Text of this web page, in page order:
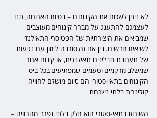
לא ניתן לשכוח את הקינוחים – בסיום הארוחה, תנו
לעצמכם להתענג על מבחר קינוחים מעוצבים
שמביאים את היצירתיות של הפטיסרי התאילנדי
לשיאים חדשים. בין אם זה סורבה לימון עם נגיעות
של תערובת תבלינים תאילנדית, או קינוח אחר
שמשלב מרקמים וטעמים שמפתיעים בכל ביס –
הקינוחים בתאי-סטורי הם סיום מושלם לחוויה
קולינרית בלתי נשכחת.
השירות בתאי-סטורי הוא חלק בלתי נפרד מהחוויה –